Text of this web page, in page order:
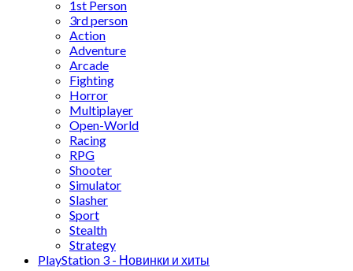
1st Person
3rd person
Action
Adventure
Arcade
Fighting
Horror
Multiplayer
Open-World
Racing
RPG
Shooter
Simulator
Slasher
Sport
Stealth
Strategy
PlayStation 3 - Новинки и хиты